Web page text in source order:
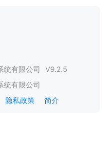
统有限公司 V9.2.5
统有限公司
隐私政策 简介